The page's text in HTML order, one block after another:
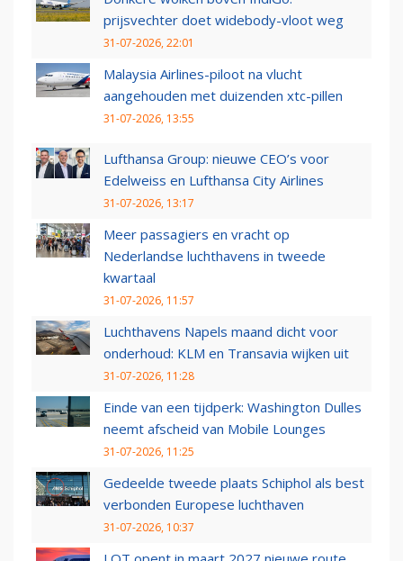
prijsvechter doet widebody-vloot weg
31-07-2026, 22:01
Malaysia Airlines-piloot na vlucht
aangehouden met duizenden xtc-pillen
31-07-2026, 13:55
Lufthansa Group: nieuwe CEO’s voor
Edelweiss en Lufthansa City Airlines
31-07-2026, 13:17
Meer passagiers en vracht op
Nederlandse luchthavens in tweede
kwartaal
31-07-2026, 11:57
Luchthavens Napels maand dicht voor
onderhoud: KLM en Transavia wijken uit
31-07-2026, 11:28
Einde van een tijdperk: Washington Dulles
neemt afscheid van Mobile Lounges
31-07-2026, 11:25
Gedeelde tweede plaats Schiphol als best
verbonden Europese luchthaven
31-07-2026, 10:37